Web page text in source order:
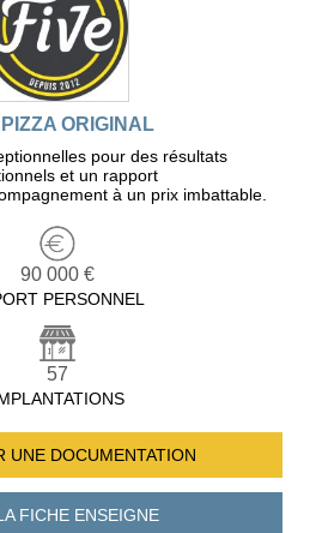
PIZZA ORIGINAL
pour des résultats
et un rapport
à un prix imbattable.
90 000 €
PERSONNEL
57
UNE DOCUMENTATION
FICHEENSEIGNE